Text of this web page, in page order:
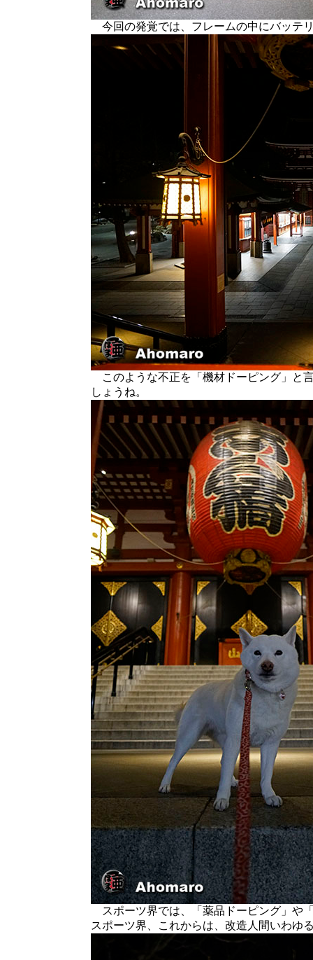
今回の発覚では、フレームの中にバッテ
このような不正を「機材ドーピング」と
しょうね。
スポーツ界では、「薬品ドーピング」や
スポーツ界、これからは、改造人間いわゆ